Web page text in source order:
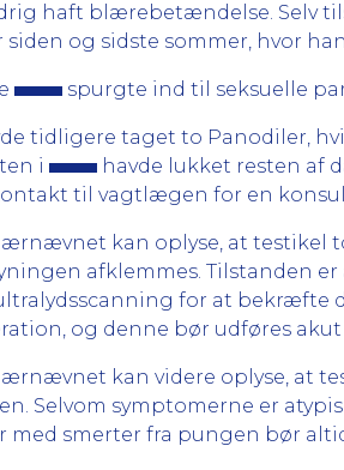
haft blærebetændelse. Selv
siden og sidste sommer, hvor
spurgte ind til seksuelle
tidligere taget to Panodiler,
i
havde lukket resten af
til vagtlægen for en
kan oplyse, at testikel
afklemmes. Tilstanden
for at bekræfte
og denne bør udføres
kan videre oplyse, at
Selvom symptomerne er
med smerter fra pungen bør